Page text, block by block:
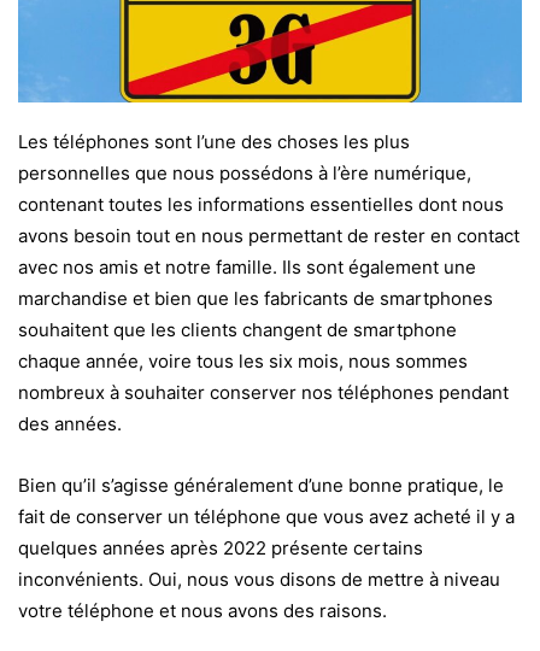
Les téléphones sont l’une des choses les plus
personnelles que nous possédons à l’ère numérique,
contenant toutes les informations essentielles dont nous
avons besoin tout en nous permettant de rester en contact
avec nos amis et notre famille. Ils sont également une
marchandise et bien que les fabricants de smartphones
souhaitent que les clients changent de smartphone
chaque année, voire tous les six mois, nous sommes
nombreux à souhaiter conserver nos téléphones pendant
des années.
Bien qu’il s’agisse généralement d’une bonne pratique, le
fait de conserver un téléphone que vous avez acheté il y a
quelques années après 2022 présente certains
inconvénients. Oui, nous vous disons de mettre à niveau
votre téléphone et nous avons des raisons.